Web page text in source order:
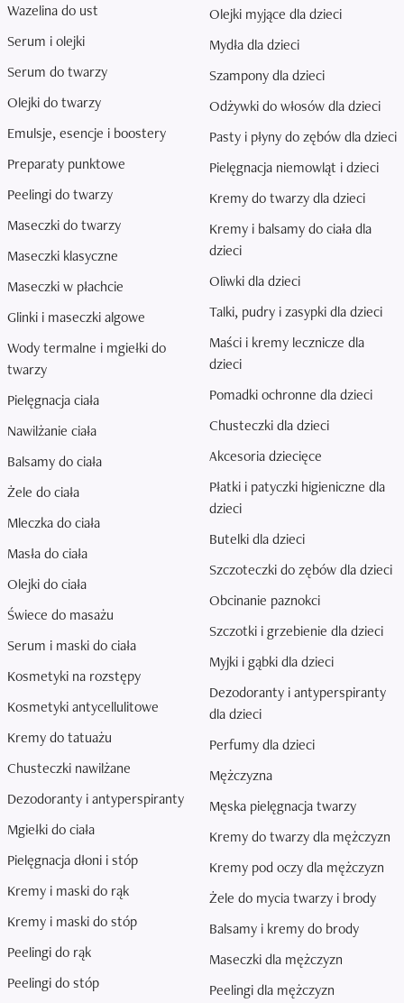
Wazelina do ust
Serum i olejki
Serum do twarzy
Olejki do twarzy
Emulsje, esencje i boostery
Preparaty punktowe
Peelingi do twarzy
Maseczki do twarzy
Maseczki klasyczne
Maseczki w płachcie
Glinki i maseczki algowe
Wody termalne i mgiełki do
twarzy
Pielęgnacja ciała
Nawilżanie ciała
Balsamy do ciała
Żele do ciała
Mleczka do ciała
Masła do ciała
Olejki do ciała
Świece do masażu
Serum i maski do ciała
Kosmetyki na rozstępy
Kosmetyki antycellulitowe
Kremy do tatuażu
Chusteczki nawilżane
Dezodoranty i antyperspiranty
Mgiełki do ciała
Pielęgnacja dłoni i stóp
Kremy i maski do rąk
Kremy i maski do stóp
Peelingi do rąk
Peelingi do stóp
Olejki myjące dla dzieci
Mydła dla dzieci
Szampony dla dzieci
Odżywki do włosów dla dzieci
Pasty i płyny do zębów dla dzieci
Pielęgnacja niemowląt i dzieci
Kremy do twarzy dla dzieci
Kremy i balsamy do ciała dla
dzieci
Oliwki dla dzieci
Talki, pudry i zasypki dla dzieci
Maści i kremy lecznicze dla
dzieci
Pomadki ochronne dla dzieci
Chusteczki dla dzieci
Akcesoria dziecięce
Płatki i patyczki higieniczne dla
dzieci
Butelki dla dzieci
Szczoteczki do zębów dla dzieci
Obcinanie paznokci
Szczotki i grzebienie dla dzieci
Myjki i gąbki dla dzieci
Dezodoranty i antyperspiranty
dla dzieci
Perfumy dla dzieci
Mężczyzna
Męska pielęgnacja twarzy
Kremy do twarzy dla mężczyzn
Kremy pod oczy dla mężczyzn
Żele do mycia twarzy i brody
Balsamy i kremy do brody
Maseczki dla mężczyzn
Peelingi dla mężczyzn